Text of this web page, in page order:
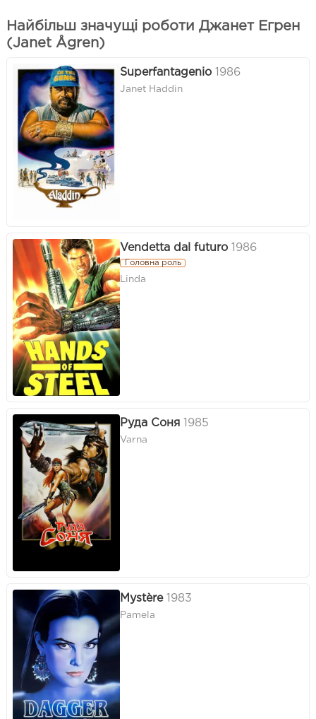
Найбільш значущі роботи Джанет Егрен
(Janet Ågren)
Superfantagenio 1986
Janet Haddin
Vendetta dal futuro 1986
Головна роль
Linda
Руда Соня 1985
Varna
Mystère 1983
Pamela